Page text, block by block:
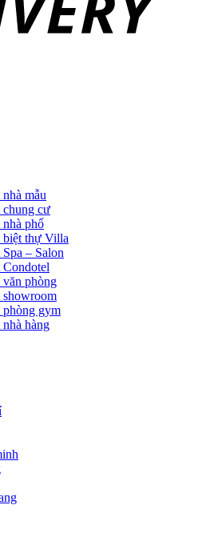
mẫu
cư
phố
thự Villa
– Salon
phòng
gym
hàng